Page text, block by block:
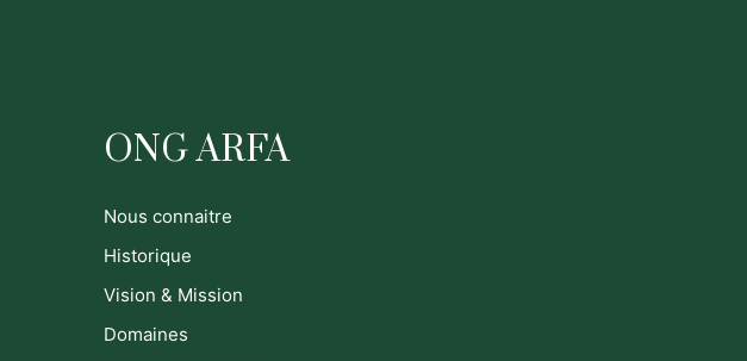
ONG ARFA
Nous connaitre
Historique
Vision & Mission
Domaines